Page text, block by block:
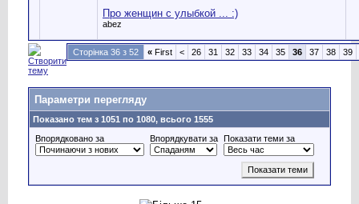
Про женщин с улыбкой ... :)
abez
Сторінка 36 з 52 « First < 26 31 32 33 34 35 36 37 38 39
Параметри перегляду
Показано тем з 1051 по 1080, всього 1555
Впорядковано за
Впорядкувати за Показати теми за